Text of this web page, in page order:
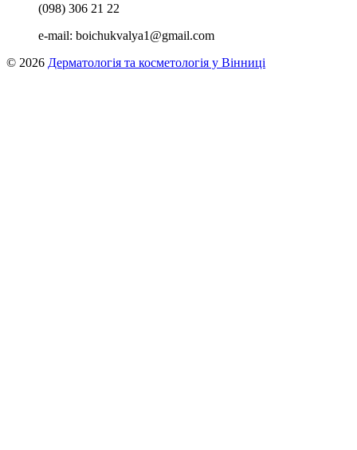
(098) 306 21 22
e-mail: boichukvalya1@gmail.com
© 2026 Дерматологія та косметологія у Вінниці